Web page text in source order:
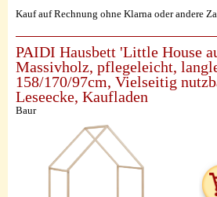
Kauf auf Rechnung ohne Klarna oder andere
PAIDI Hausbett 'Little House
Massivholz, pflegeleicht,
158/170/97cm, Vielseitig
Leseecke, Kaufladen
Baur